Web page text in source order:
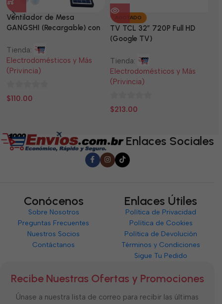
Ventilador de Mesa
GANGSHI (Recargable) con
Tienda:
Electrodomésticos y Más
(Privincia)
0
$110.00
AGOTADO
TV TCL 32” 720P Full HD
(Google TV)
Tienda:
Electrodomésticos y Más
(Privincia)
0
$213.00
Enlaces Sociales
Conócenos
Sobre Nosotros
Preguntas Frecuentes
Nuestros Socios
Contáctanos
Enlaces Útiles
Política de Privacidad
Política de Cookies
Política de Devolución
Términos y Condiciones
Sigue Tu Pedido
Recibe Nuestras Ofertas y Promociones
Únase a nuestra lista de correo para recibir las últimas